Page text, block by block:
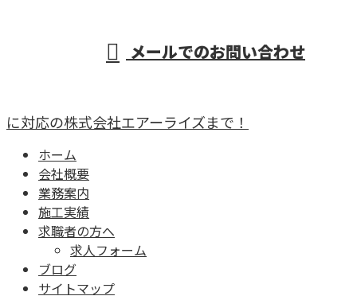
メールでのお問い合わせ
に対応の株式会社エアーライズまで！
ホーム
会社概要
業務案内
施工実績
求職者の方へ
求人フォーム
ブログ
サイトマップ